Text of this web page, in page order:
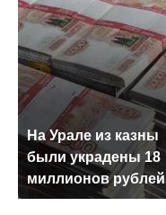
На Урале из казны
были украдены 18
миллионов рублей